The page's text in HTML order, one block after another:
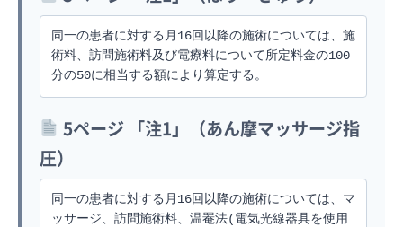
同一の患者に対する月16回以降の施術については、施
術料、訪問施術料及び電療料について所定料金の100
分の50に相当する額により算定する。
5ページ 「注1」（あん摩マッサージ指
圧）
同一の患者に対する月16回以降の施術については、マ
ッサージ、訪問施術料、温罨法(電気光線器具を使用